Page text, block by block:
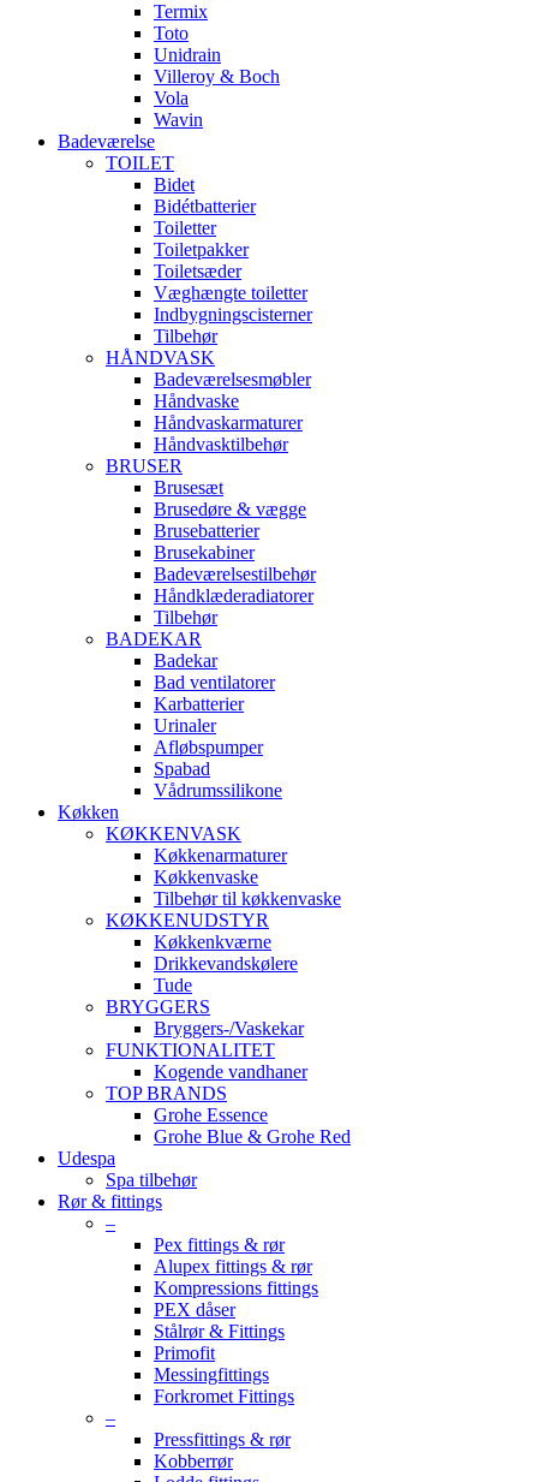
Termix
Toto
Unidrain
Villeroy & Boch
Vola
Wavin
Badeværelse
TOILET
Bidet
Bidétbatterier
Toiletter
Toiletpakker
Toiletsæder
Væghængte toiletter
Indbygningscisterner
Tilbehør
HÅNDVASK
Badeværelsesmøbler
Håndvaske
Håndvaskarmaturer
Håndvasktilbehør
BRUSER
Brusesæt
Brusedøre & vægge
Brusebatterier
Brusekabiner
Badeværelsestilbehør
Håndklæderadiatorer
Tilbehør
BADEKAR
Badekar
Bad ventilatorer
Karbatterier
Urinaler
Afløbspumper
Spabad
Vådrumssilikone
Køkken
KØKKENVASK
Køkkenarmaturer
Køkkenvaske
Tilbehør til køkkenvaske
KØKKENUDSTYR
Køkkenkværne
Drikkevandskølere
Tude
BRYGGERS
Bryggers-/Vaskekar
FUNKTIONALITET
Kogende vandhaner
TOP BRANDS
Grohe Essence
Grohe Blue & Grohe Red
Udespa
Spa tilbehør
Rør & fittings
–
Pex fittings & rør
Alupex fittings & rør
Kompressions fittings
PEX dåser
Stålrør & Fittings
Primofit
Messingfittings
Forkromet Fittings
–
Pressfittings & rør
Kobberrør